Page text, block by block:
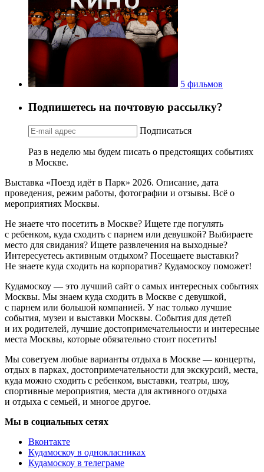
5 фильмов
Подпишетесь на почтовую рассылку?
Подписаться
Раз в неделю мы будем писать о предстоящих событиях
в Москве.
Выставка «Поезд идёт в Парк» 2026. Описание, дата
проведения, режим работы, фотографии и отзывы. Всё о
мероприятиях Москвы.
Не знаете что посетить в Москве? Ищете где погулять
с ребенком, куда сходить с парнем или девушкой? Выбираете
место для свидания? Ищете развлечения на выходные?
Интересуетесь активным отдыхом? Посещаете выставки?
Не знаете куда сходить на корпоратив? Кудамоскоу поможет!
Кудамоскоу — это лучший сайт о самых интересных событиях
Москвы. Мы знаем куда сходить в Москве с девушкой,
с парнем или большой компанией. У нас только лучшие
события, музеи и выставки Москвы. События для детей
и их родителей, лучшие достопримечательности и интересные
места Москвы, которые обязательно стоит посетить!
Мы советуем любые варианты отдыха в Москве — концерты,
отдых в парках, достопримечательности для экскурсий, места,
куда можно сходить с ребенком, выставки, театры, шоу,
спортивные мероприятия, места для активного отдыха
и отдыха с семьей, и многое другое.
Мы в социальных сетях
Вконтакте
Кудамоскоу в однокласниках
Кудамоскоу в телеграме